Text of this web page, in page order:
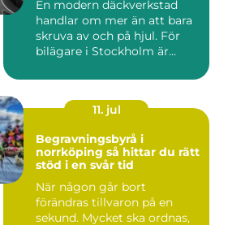
En modern däckverkstad
handlar om mer än att bara
skruva av och på hjul. För
bilägare i Stockholm är...
11. jul
Begravningsbyrå i
norrköping så hittar du rätt
stöd i en svår tid
När någon går bort
förändras tillvaron på en
sekund. Mycket ska ordnas,